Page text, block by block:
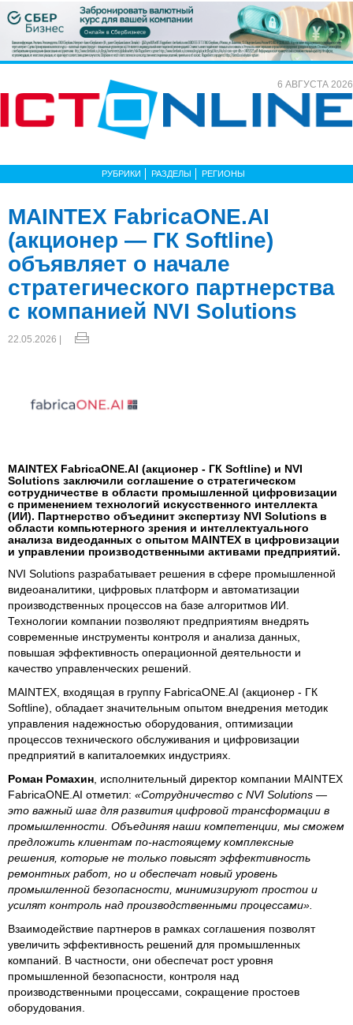
6 АВГУСТА 2026
РУБРИКИ РАЗДЕЛЫ РЕГИОНЫ
MAINTEX FabricaONE.AI
(акционер — ГК Softline)
объявляет о начале
стратегического партнерства
с компанией NVI Solutions
22.05.2026 |
MAINTEX FabricaONE.AI (акционер - ГК Softline) и NVI
Solutions заключили соглашение о стратегическом
сотрудничестве в области промышленной цифровизации
с применением технологий искусственного интеллекта
(ИИ). Партнерство объединит экспертизу NVI Solutions в
области компьютерного зрения и интеллектуального
анализа видеоданных с опытом MAINTEX в цифровизации
и управлении производственными активами предприятий.
NVI Solutions разрабатывает решения в сфере промышленной
видеоаналитики, цифровых платформ и автоматизации
производственных процессов на базе алгоритмов ИИ.
Технологии компании позволяют предприятиям внедрять
современные инструменты контроля и анализа данных,
повышая эффективность операционной деятельности и
качество управленческих решений.
MAINTEX, входящая в группу FabricaONE.AI (акционер - ГК
Softline), обладает значительным опытом внедрения методик
управления надежностью оборудования, оптимизации
процессов технического обслуживания и цифровизации
предприятий в капиталоемких индустриях.
Роман Ромахин , исполнительный директор компании MAINTEX
FabricaONE.AI отметил: «Сотрудничество с NVI Solutions —
это важный шаг для развития цифровой трансформации в
промышленности. Объединяя наши компетенции, мы сможем
предложить клиентам по-настоящему комплексные
решения, которые не только повысят эффективность
ремонтных работ, но и обеспечат новый уровень
промышленной безопасности, минимизируют простои и
усилят контроль над производственными процессами».
Взаимодействие партнеров в рамках соглашения позволят
увеличить эффективность решений для промышленных
компаний. В частности, они обеспечат рост уровня
промышленной безопасности, контроля над
производственными процессами, сокращение простоев
оборудования.